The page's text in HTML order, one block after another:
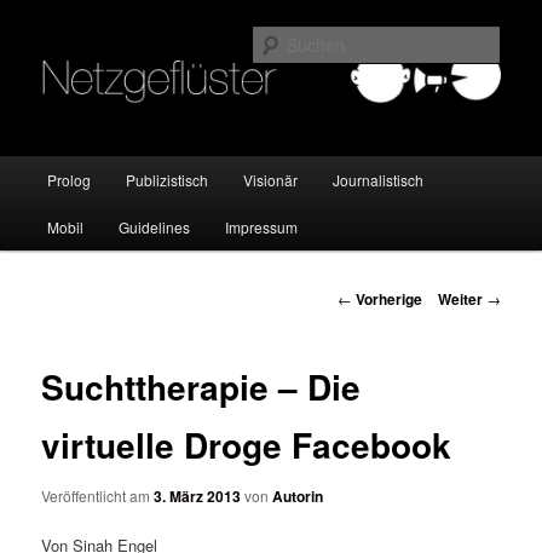
Netzgeflüster
Zum
Inhalt
Prolog Publizistisch Visionär Journalistisch
Mobil Guidelines Impressum
Beitrags-
← Vorherige Weiter →
Suchttherapie – Die
virtuelle Droge Facebook
Veröffentlicht am3. März 2013vonAutorin
Von Sinah Engel